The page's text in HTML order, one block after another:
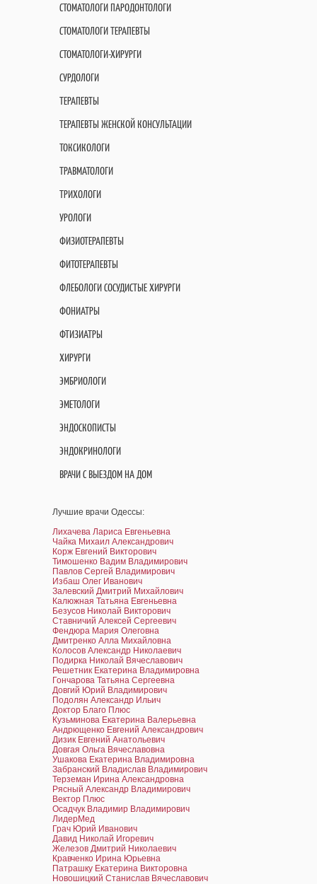
СТОМАТОЛОГИ ПАРОДОНТОЛОГИ
СТОМАТОЛОГИ ТЕРАПЕВТЫ
СТОМАТОЛОГИ-ХИРУРГИ
СУРДОЛОГИ
ТЕРАПЕВТЫ
ТЕРАПЕВТЫ ЖЕНСКОЙ КОНСУЛЬТАЦИИ
ТОКСИКОЛОГИ
ТРАВМАТОЛОГИ
ТРИХОЛОГИ
УРОЛОГИ
ФИЗИОТЕРАПЕВТЫ
ФИТОТЕРАПЕВТЫ
ФЛЕБОЛОГИ СОСУДИСТЫЕ ХИРУРГИ
ФОНИАТРЫ
ФТИЗИАТРЫ
ХИРУРГИ
ЭМБРИОЛОГИ
ЭМЕТОЛОГИ
ЭНДОСКОПИСТЫ
ЭНДОКРИНОЛОГИ
ВРАЧИ С ВЫЕЗДОМ НА ДОМ
Лучшие врачи Одессы:
Лихачева Лариса Евгеньевна
Чайка Михаил Александрович
Корж Евгений Викторович
Тимошенко Вадим Владимирович
Павлов Сергей Владимирович
Избаш Олег Иванович
Залевский Дмитрий Михайлович
Калюжная Татьяна Евгеньевна
Безусов Николай Викторович
Ставничий Алексей Сергеевич
Фендюра Мария Олеговна
Дмитренко Алла Михайловна
Колосов Александр Николаевич
Подирка Николай Вячеславович
Решетник Екатерина Владимировна
Гончарова Татьяна Сергеевна
Довгий Юрий Владимирович
Подолян Александр Ильич
Доктор Благо Плюс
Кузьминова Екатерина Валерьевна
Андрющенко Евгений Александрович
Дизик Евгений Анатольевич
Довгая Ольга Вячеславовна
Ушакова Екатерина Владимировна
Забранский Владислав Владимирович
Терземан Ирина Александровна
Рясный Александр Владимирович
Вектор Плюс
Осадчук Владимир Владимирович
ЛидерМед
Грач Юрий Иванович
Давид Николай Игоревич
Железов Дмитрий Николаевич
Кравченко Ирина Юрьевна
Патрашку Екатерина Викторовна
Новошицкий Станислав Вячеславович